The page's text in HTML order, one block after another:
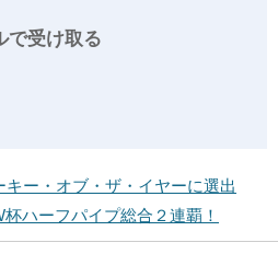
で受け取る
ー・オブ・ザ・イヤーに選出
ハーフパイプ総合２連覇！